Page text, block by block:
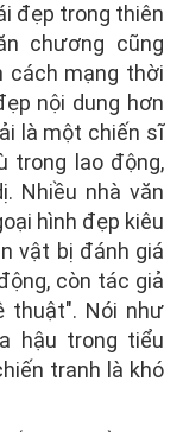
đẹp trong thiên
chương cũng
cách mạng thời
nội dung hơn
là một chiến sĩ
trong lao động,
Nhiều nhà văn
hình đẹp kiêu
vật bị đánh giá
còn tác giả
thuật". Nói như
hậu trong tiểu
tranh là khó